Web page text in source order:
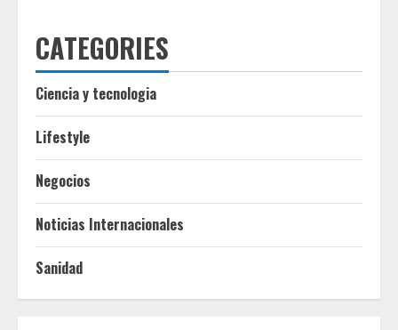
CATEGORIES
Ciencia y tecnologia
Lifestyle
Negocios
Noticias Internacionales
Sanidad